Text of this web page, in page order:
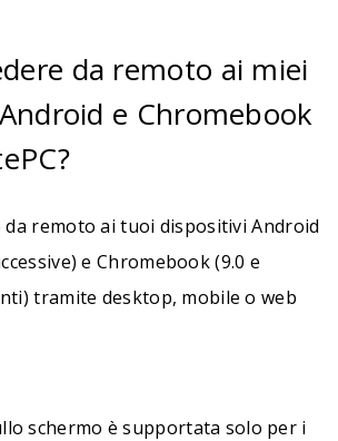
da remoto ai miei
e Chromebook
da remoto ai tuoi dispositivi Android
e Chromebook (9.0 e
tramite desktop, mobile o web
schermo è supportata solo per i